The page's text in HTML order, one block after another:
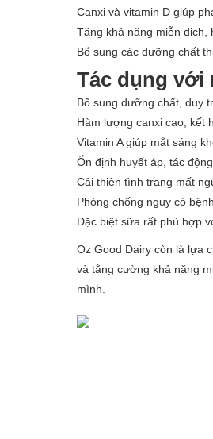
Canxi và vitamin D giúp
Tăng khả năng miễn dịch,
Bổ sung các dưỡng chất
Tác dụng
Bổ sung dưỡng chất, duy
Hàm lượng canxi cao, kết
Vitamin A giúp mắt sáng
Ổn định huyết áp, tác
Cải thiện tình trạng mất
Phòng chống nguy có
Đặc biệt sữa rất phù hợp
Oz Good Dairy còn là lựa
và tằng cường khả năng
mình.